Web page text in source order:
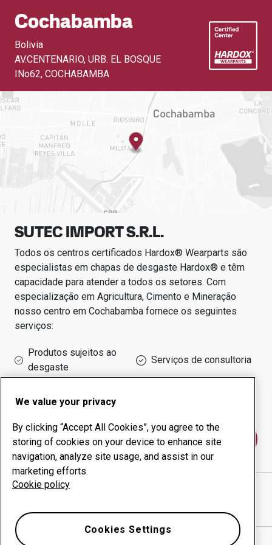
Cochabamba
Bolivia
AV.CENTENARIO, URB. EL BOSQUE
INo62, COCHABAMBA
SUTEC IMPORT S.R.L.
Todos os centros certificados Hardox® Wearparts são
especialistas em chapas de desgaste Hardox® e têm
capacidade para atender a todos os setores. Com
especialização em Agricultura, Cimento e Mineração
nosso centro em Cochabamba fornece os seguintes
serviços:
Produtos sujeitos ao
desgaste
Serviços de consultoria
de funcionamento
Fale conosco
SUTEC IMPORT S.R.L.
We value your privacy
By clicking “Accept All Cookies”, you agree to the
storing of cookies on your device to enhance site
navigation, analyze site usage, and assist in our
marketing efforts.
Cookie policy
Cookies Settings